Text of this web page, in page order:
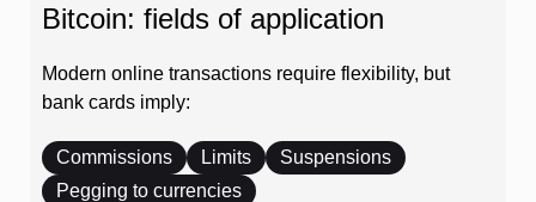
Bitcoin: fields of application
Modern online transactions require flexibility, but
bank cards imply:
Commissions Limits
Suspensions
Pegging to currencies